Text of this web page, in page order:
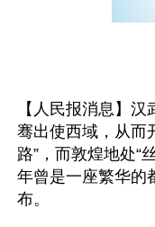
【人民报消息】
骞出使西域，从而
路”，而敦煌地处“
年曾是一座繁华的
布。